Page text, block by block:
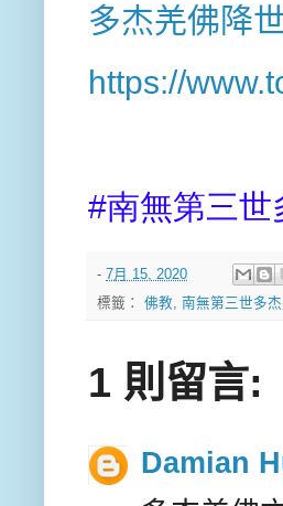
多杰羌佛降
https://
#南無第三世
- 7月 15, 2020
標籤： 佛教, 南無第三世多
1 則留言:
Damian